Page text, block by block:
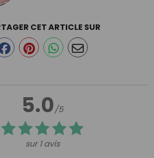
5.0/5
sur 1 avis
CET ARTICLE SUR